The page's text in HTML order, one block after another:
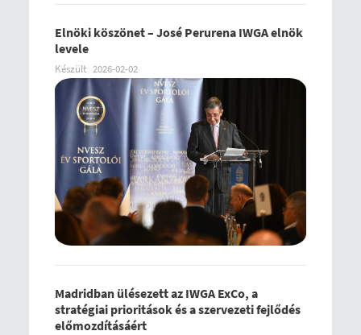
Elnöki köszönet – José Perurena IWGA elnök
levele
Készült 2026-02-02
Madridban ülésezett az IWGA ExCo, a
stratégiai prioritások és a szervezeti fejlődés
előmozdításáért